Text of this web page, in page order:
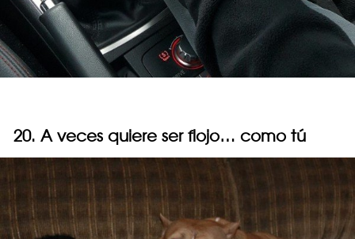
20. A veces quiere ser flojo… como tú